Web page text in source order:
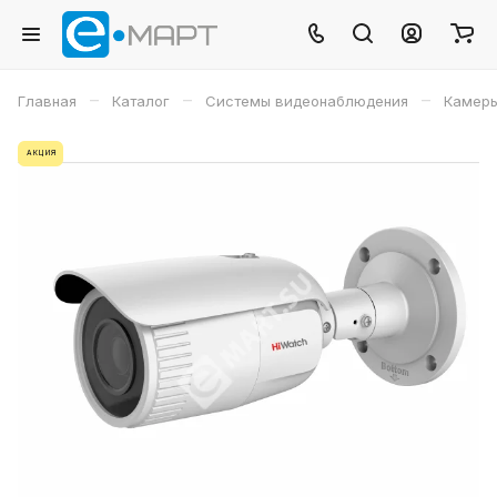
Главная – Каталог – Системы видеонаблюдения –
АКЦИЯ